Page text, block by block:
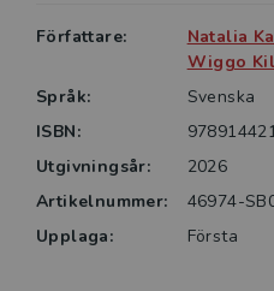
en färdighetsträning och
Målgrupp för boken är
skapa sammanhang i sin
som vill hjälpa sina barn
Författare:
Natalia
Wiggo
Språk:
Svenska
ISBN:
Utgivningsår:
2026
Artikelnummer:
46974-
Upplaga:
Första